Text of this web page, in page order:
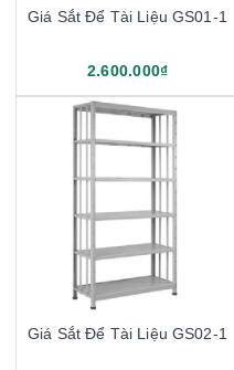
Giá Sắt Để Tài Liệu GS01-1
2.600.000₫
Giá Sắt Để Tài Liệu GS02-1